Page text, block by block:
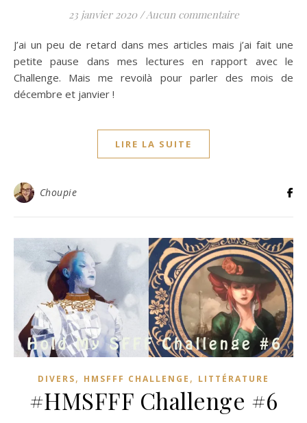
23 janvier 2020 / Aucun commentaire
J’ai un peu de retard dans mes articles mais j’ai fait une
petite pause dans mes lectures en rapport avec le
Challenge. Mais me revoilà pour parler des mois de
décembre et janvier !
LIRE LA SUITE
Choupie
DIVERS, HMSFFF CHALLENGE , LITTÉRATURE
#HMSFFF Challenge #6